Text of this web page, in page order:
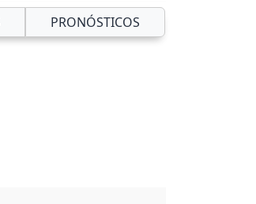
PRONÓSTICOS